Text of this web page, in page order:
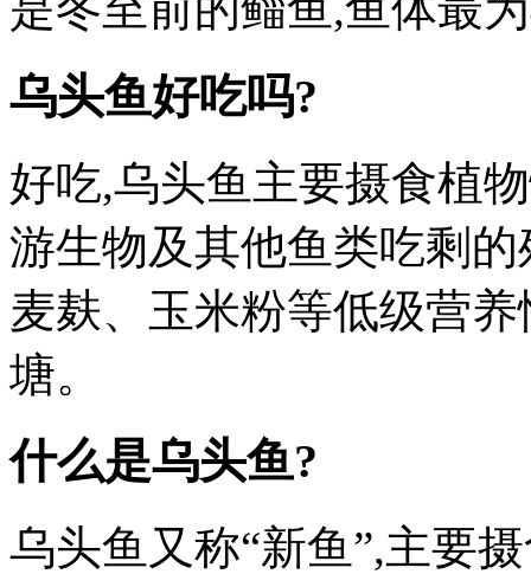
乌头鱼好吃吗?
好吃,乌头鱼主要摄食植
游生物及其他鱼类吃剩
麦麸、玉米粉等低级营
塘。
什么是乌头鱼?
乌头鱼又称“新鱼”,主要